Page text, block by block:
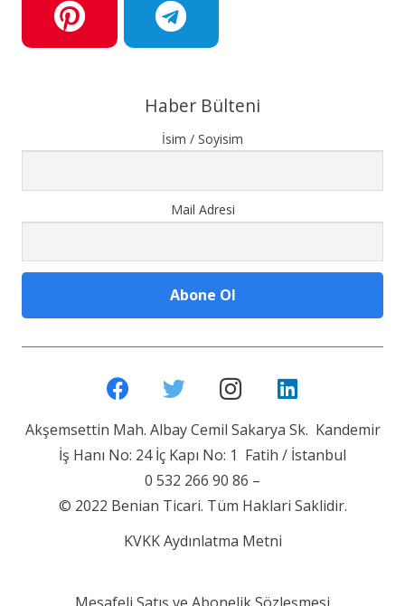
Haber Bülteni
İsim / Soyisim
Mail Adresi
Akşemsettin Mah. Albay Cemil Sakarya Sk. Kandemir
İş Hanı No: 24 İç Kapı No: 1 Fatih / İstanbul
0 532 266 90 86 –
© 2022 Benian Ticari. Tüm Haklari Saklidir.
KVKK Aydınlatma Metni